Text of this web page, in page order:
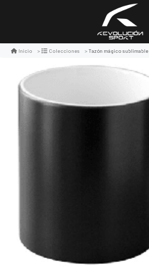
Inicio Colecciones Tazón mágico sublimable